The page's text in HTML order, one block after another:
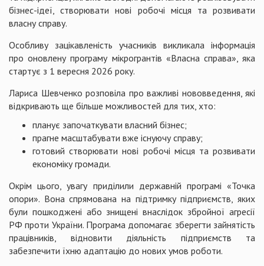
бізнес-ідеї, створювати нові робочі місця та розвивати
власну справу.
Особливу зацікавленість учасників викликала інформація
про оновлену програму мікрогрантів «Власна справа», яка
стартує з 1 вересня 2026 року.
Лариса Шевченко розповіла про важливі нововведення, які
відкривають ще більше можливостей для тих, хто:
планує започаткувати власний бізнес;
прагне масштабувати вже існуючу справу;
готовий створювати нові робочі місця та розвивати
економіку громади.
Окрім цього, увагу приділили державній програмі «Точка
опори». Вона спрямована на підтримку підприємств, яких
були пошкоджені або знищені внаслідок збройної агресії
РФ проти України. Програма допомагає зберегти зайнятість
працівників, відновити діяльність підприємств та
забезпечити їхню адаптацію до нових умов роботи.